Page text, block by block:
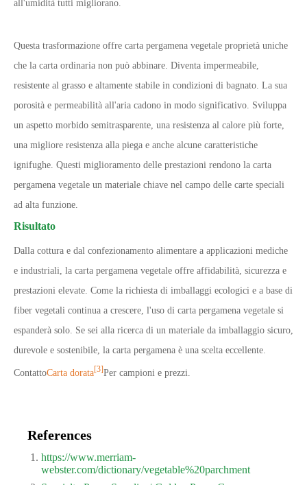
all'umidità tutti migliorano.
Questa trasformazione offre carta pergamena vegetale proprietà uniche
che la carta ordinaria non può abbinare. Diventa impermeabile,
resistente al grasso e altamente stabile in condizioni di bagnato. La sua
porosità e permeabilità all'aria cadono in modo significativo. Sviluppa
un aspetto morbido semitrasparente, una resistenza al calore più forte,
una migliore resistenza alla piega e anche alcune caratteristiche
ignifughe. Questi miglioramento delle prestazioni rendono la carta
pergamena vegetale un materiale chiave nel campo delle carte speciali
ad alta funzione.
Risultato
Dalla cottura e dal confezionamento alimentare a applicazioni mediche
e industriali, la carta pergamena vegetale offre affidabilità, sicurezza e
prestazioni elevate. Come la richiesta di imballaggi ecologici e a base di
fiber vegetali continua a crescere, l'uso di carta pergamena vegetale si
espanderà solo. Se sei alla ricerca di un materiale da imballaggio sicuro,
durevole e sostenibile, la carta pergamena è una scelta eccellente.
ContattoCarta dorata [3] Per campioni e prezzi.
References
https://www.merriam-
webster.com/dictionary/vegetable%20parchment